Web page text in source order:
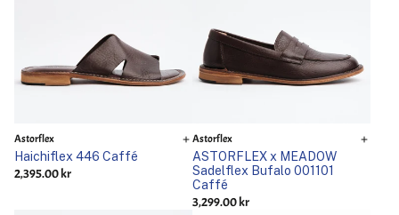
Astorflex
Haichiflex 446 Caffé
2,395.00 kr
Astorflex
ASTORFLEX x MEADOW
Sadelflex Bufalo 001101
Caffé
3,299.00 kr